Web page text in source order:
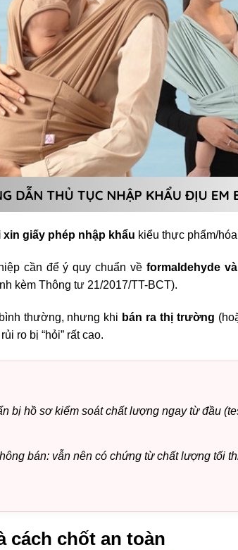
giấy phép nhập khẩu kiểu thực phẩm/
cần để ý quy chuẩn vềformaldehyde
kèm Thông tư 21/2017/TT-BCT).
thường, nhưng khi bán ra thị trường
ro bị “hỏi” rất cao.
bị hồ sơ kiểm soát chất lượng ngay từ đầu
bán: vẫn nên có chứng từ chất lượng tối
cách chốt an toàn